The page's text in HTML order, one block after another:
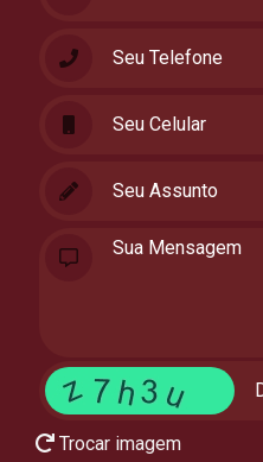
Trocar imagem